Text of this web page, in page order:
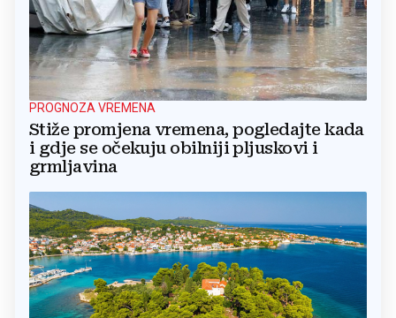
PROGNOZA VREMENA
Stiže promjena vremena, pogledajte kada
i gdje se očekuju obilniji pljuskovi i
grmljavina